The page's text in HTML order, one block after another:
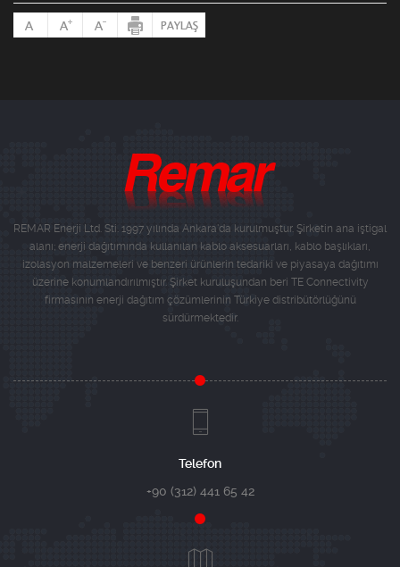
REMAR Enerji Ltd. Sti. 1997 yılında Ankara'da kurulmuştur. Şirketin ana iştigal
alanı; enerji dağıtımında kullanılan kablo aksesuarları, kablo başlıkları,
izolasyon malzemeleri ve benzeri ürünlerin tedariki ve piyasaya dağıtımı
üzerine konumlandırılmıştır. Şirket kuruluşundan beri TE Connectivity
firmasının enerji dağıtım çözümlerinin Türkiye distribütörlüğünü
sürdürmektedir.
Telefon
+90 (312) 441 65 42